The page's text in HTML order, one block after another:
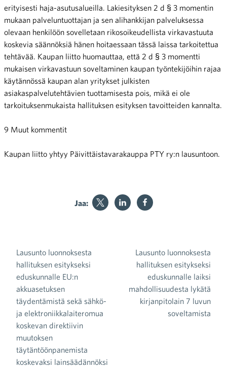
erityisesti haja-asutusalueilla. Lakiesityksen 2 d § 3 momentin
mukaan palveluntuottajan ja sen alihankkijan palveluksessa
olevaan henkilöön sovelletaan rikosoikeudellista virkavastuuta
koskevia säännöksiä hänen hoitaessaan tässä laissa tarkoitettua
tehtävää. Kaupan liitto huomauttaa, että 2 d § 3 momentti
mukaisen virkavastuun soveltaminen kaupan työntekijöihin rajaa
käytännössä kaupan alan yritykset julkisten
asiakaspalvelutehtävien tuottamisesta pois, mikä ei ole
tarkoituksenmukaista hallituksen esityksen tavoitteiden kannalta.
9 Muut kommentit
Kaupan liitto yhtyy Päivittäistavarakauppa PTY ry:n lausuntoon.
Jaa:
Artikkelien selaus
Lausunto luonnoksesta
hallituksen esitykseksi
eduskunnalle EU:n
akkuasetuksen
täydentämistä sekä sähkö-
ja elektroniikkalaiteromua
koskevan direktiivin
muutoksen
täytäntöönpanemista
koskevaksi lainsäädännöksi
Lausunto luonnoksesta
hallituksen esitykseksi
eduskunnalle laiksi
mahdollisuudesta lykätä
kirjanpitolain 7 luvun
soveltamista